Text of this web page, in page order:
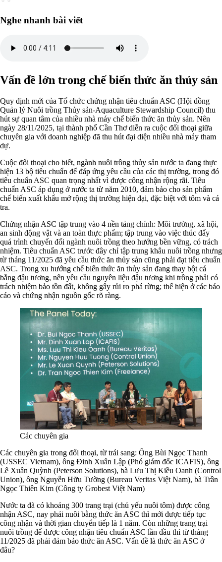
Nghe nhanh bài viết
Vấn đề lớn trong chế biến thức ăn thủy sản
Quy định mới của Tổ chức chứng nhận tiêu chuẩn ASC (Hội đồng
Quản lý Nuôi trồng Thủy sản-Aquaculture Stewardship Council) thu
hút sự quan tâm của nhiều nhà máy chế biến thức ăn thủy sản. Nên
ngày 28/11/2025, tại thành phố Cần Thơ diễn ra cuộc đối thoại giữa
chuyên gia với doanh nghiệp đã thu hút đại diện nhiều nhà máy tham
dự.
Cuộc đối thoại cho biết, ngành nuôi trồng thủy sản nước ta đang thực
hiện 13 bộ tiêu chuẩn để đáp ứng yêu cầu của các thị trường, trong đó
tiêu chuẩn ASC quan trọng nhất vì được công nhận rộng rãi. Tiêu
chuẩn ASC áp dụng ở nước ta từ năm 2010, đảm bảo cho sản phẩm
chế biến xuất khẩu mở rộng thị trường hiện đại, đặc biệt với tôm và cá
tra.
Chứng nhận ASC tập trung vào 4 nền tảng chính: Môi trường, xã hội,
an sinh động vật và an toàn thực phẩm; tập trung vào việc thúc đẩy
quá trình chuyển đổi ngành nuôi trồng theo hướng bền vững, có trách
nhiệm. Tiêu chuẩn ASC trước đây chỉ tập trung khâu nuôi trồng nhưng
từ tháng 11/2025 đã yêu cầu thức ăn thủy sản cũng phải đạt tiêu chuẩn
ASC. Trong xu hướng chế biến thức ăn thủy sản đang thay bột cá
bằng đậu tương, nên yêu cầu nguyên liệu đậu tương khi trồng phải có
trách nhiệm bảo tồn đất, không gây rủi ro phá rừng; thể hiện ở các báo
cáo và chứng nhận nguồn gốc rõ ràng.
Các chuyên gia
Các chuyên gia trong đối thoại, từ trái sang: Ông Bùi Ngọc Thanh
(USSEC Vietnam), ông Đinh Xuân Lập (Phó giám đốc ICAFIS), ông
Lê Xuân Quỳnh (Peterson Solutions), bà Lưu Thị Kiều Oanh (Control
Union), ông Nguyễn Hữu Tường (Bureau Veritas Việt Nam), bà Trần
Ngọc Thiên Kim (Công ty Grobest Việt Nam)
Nước ta đã có khoảng 300 trang trại (chủ yếu nuôi tôm) được công
nhận ASC, nay phải nuôi bằng thức ăn ASC thì mới được tiếp tục
công nhận và thời gian chuyển tiếp là 1 năm. Còn những trang trại
nuôi trồng để được công nhận tiêu chuẩn ASC lần đầu thì từ tháng
11/2025 đã phải đảm bảo thức ăn ASC. Vấn đề là thức ăn ASC ở
đâu?